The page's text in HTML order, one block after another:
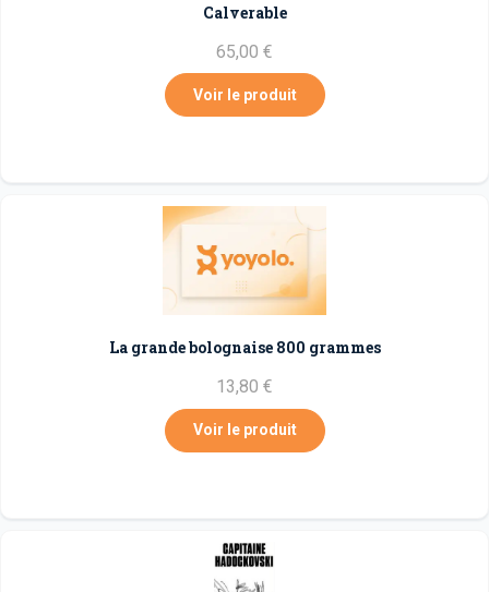
Calverable
65,00 €
Voir le produit
La grande bolognaise 800 grammes
13,80 €
Voir le produit